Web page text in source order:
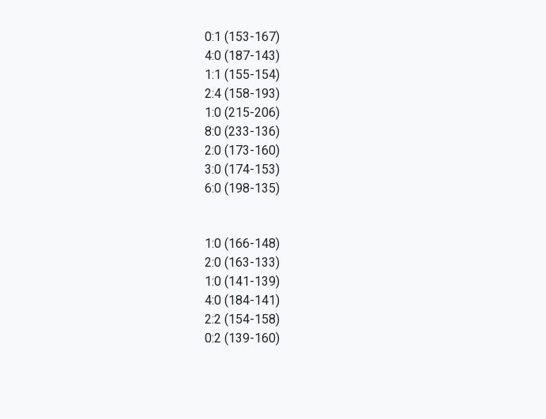
0:1 (153-167)
4:0 (187-143)
1:1 (155-154)
2:4 (158-193)
1:0 (215-206)
8:0 (233-136)
2:0 (173-160)
3:0 (174-153)
6:0 (198-135)
1:0 (166-148)
2:0 (163-133)
1:0 (141-139)
4:0 (184-141)
2:2 (154-158)
0:2 (139-160)